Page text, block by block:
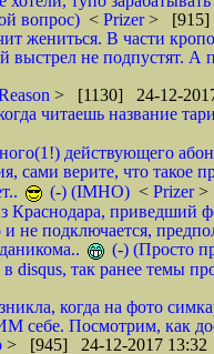
вопрос) < Prizer> [915]
жениться. В части
выстрел не подпустят. А
> [1130] 24-12-
читаешь название
действующего
сами верите, что такое
(-) (IMHO) < Prizer>
Краснодара, приведший
не подключается,
(-) (Просто
disqus, так ранее темы
когда на фото
себе. Посмотрим, как
> [945] 24-12-2017 13:32